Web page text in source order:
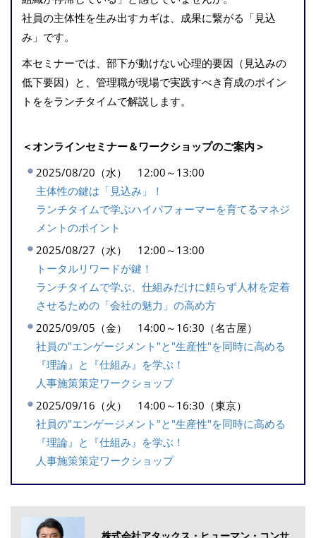
社員の主体性を生み出すカギは、成果に繋がる「見込
み」です。
本セミナーでは、部下が動けない心理的要因（見込みの
低下要因）と、管理職が現場で実践すべき育成のポイン
トををランチタイムで解説します。
＜オンラインセミナー＆ワークショップのご案内＞
2025/08/20（水） 12:00～13:00
主体性の鍵は「見込み」！
ランチタイムで学ぶハイパフォーマーを育てるマネジ
メントのポイント
2025/08/27（水） 12:00～13:00
トータルリワードが鍵！
ランチタイムで学ぶ、仕組みだけに頼らず人材を定着
させるための「会社の魅力」の高め方
2025/09/05（金） 14:00～16:30（名古屋）
社員の"エンゲージメント"と"生産性"を同時に高める
『理論』と『仕組み』を学ぶ！
人事施策策定ワークショップ
2025/09/16（火） 14:00～16:30（東京）
社員の"エンゲージメント"と"生産性"を同時に高める
『理論』と『仕組み』を学ぶ！
人事施策策定ワークショップ